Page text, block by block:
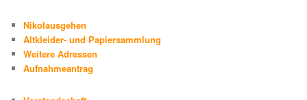
Nikolausgehen
Altkleider- und Papiersammlung
Weitere Adressen
Aufnahmeantrag